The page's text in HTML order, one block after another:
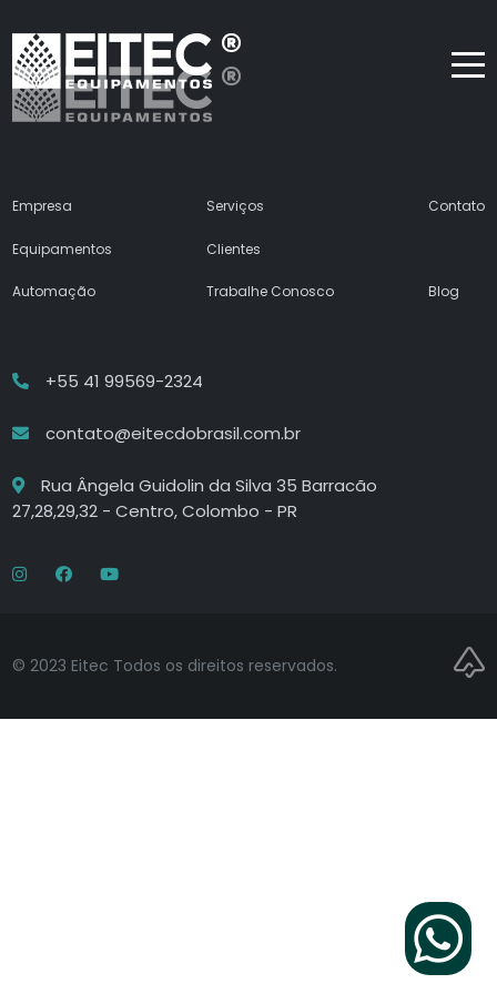
Empresa
Equipamentos
Automação
Serviços
Clientes
Trabalhe Conosco
Contato
Blog
+55 41 99569-2324
contato@eitecdobrasil.com.br
Rua Ângela Guidolin da Silva 35 Barracão
27,28,29,32 - Centro, Colombo - PR
© 2023 Eitec Todos os direitos reservados.